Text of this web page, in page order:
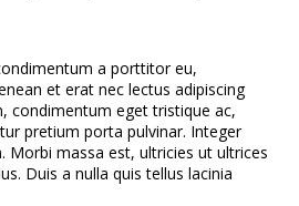
a porttitor eu,
et erat nec lectus adipiscing
condimentum eget tristique ac,
pretium porta pulvinar. Integer
Morbi massa est, ultricies ut ultrices
Duis a nulla quis tellus lacinia